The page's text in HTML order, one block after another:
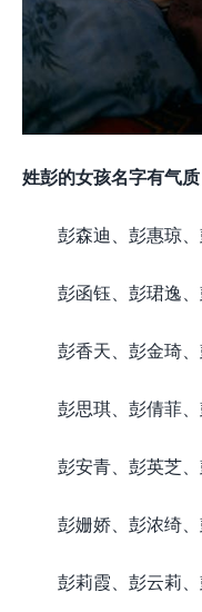
姓彭的女孩名字有气质
彭森迪、彭惠琼
彭函钰、彭珺逸
彭香天、彭金琦
彭思琪、彭倩菲
彭安青、彭英芝
彭姗娇、彭浓绮
彭莉霞、彭云莉